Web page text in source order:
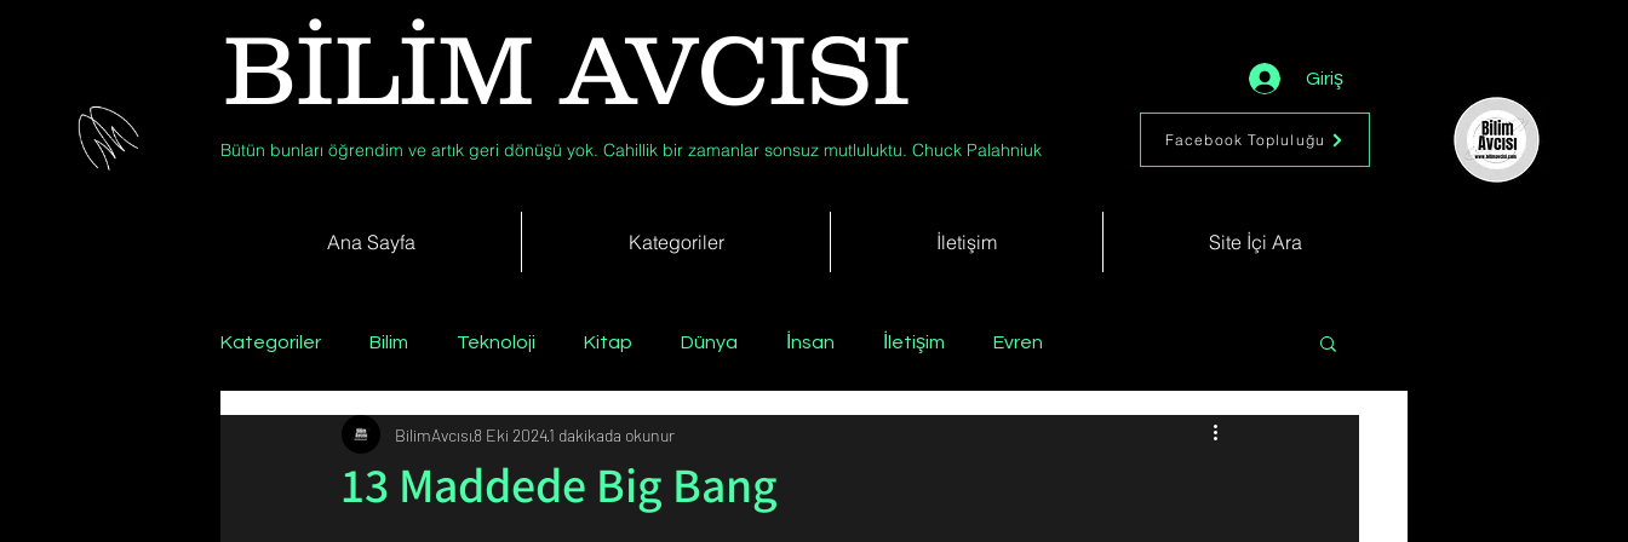
BİLİM AVCISI
Bütün bunları öğrendim ve artık geri dönüşü yok. Cahillik bir zamanlar sonsuz mutluluktu. Chuck Palahniuk
Giriş
Facebook Topluluğu
Ana Sayfa Kategoriler İletişim Site İçi Ara
Kategoriler Bilim Teknoloji Kitap Dünya İnsan İletişim Evren
Psikoloji / Sosyoloji / Felsefe Tıp Arkeoloji
13 Maddede Big Bang
BilimAvcısı8 Eki 20241 dakikada okunur